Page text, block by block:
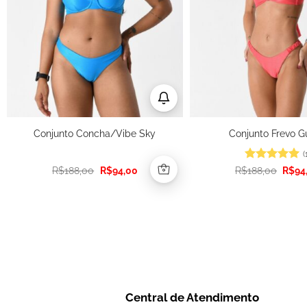
Conjunto Concha/Vibe Sky
R$188,00 O
preço
R$94,00O
preço
Conjunto Frevo
Avaliação5
R$188,00 O
preço
R$
Central de Atendimento